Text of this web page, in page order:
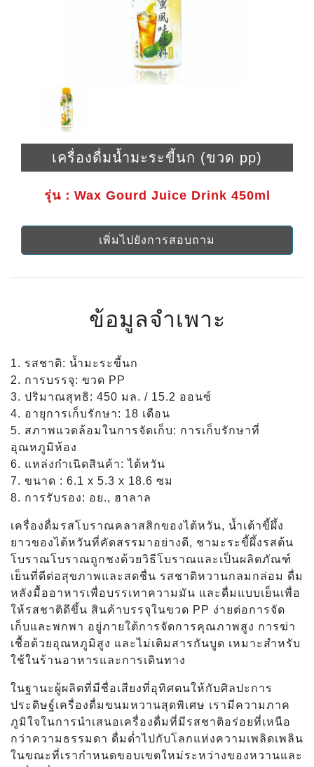
เครื่องดื่มน้ำมะระขี้นก (ขวด pp)
รุ่น：Wax Gourd Juice Drink 450ml
เพิ่มไปยังการสอบถาม
ข้อมูลจำเพาะ
1. รสชาติ: น้ำมะระขี้นก
2. การบรรจุ: ขวด PP
3. ปริมาณสุทธิ: 450 มล. / 15.2 ออนซ์
4. อายุการเก็บรักษา: 18 เดือน
5. สภาพแวดล้อมในการจัดเก็บ: การเก็บรักษาที่
อุณหภูมิห้อง
6. แหล่งกำเนิดสินค้า: ไต้หวัน
7. ขนาด : 6.1 x 5.3 x 18.6 ซม
8. การรับรอง: อย., ฮาลาล
เครื่องดื่มรสโบราณคลาสสิกของไต้หวัน, น้ำเต้าขี้ผึ้ง
ยาวของไต้หวันที่คัดสรรมาอย่างดี, ชามะระขี้ผึ้งรสต้น
โบราณโบราณถูกชงด้วยวิธีโบราณและเป็นผลิตภัณฑ์
เย็นที่ดีต่อสุขภาพและสดชื่น รสชาติหวานกลมกล่อม ดื่ม
หลังมื้ออาหารเพื่อบรรเทาความมัน และดื่มแบบเย็นเพื่อ
ให้รสชาติดีขึ้น สินค้าบรรจุในขวด PP ง่ายต่อการจัด
เก็บและพกพา อยู่ภายใต้การจัดการคุณภาพสูง การฆ่า
เชื้อด้วยอุณหภูมิสูง และไม่เติมสารกันบูด เหมาะสำหรับ
ใช้ในร้านอาหารและการเดินทาง
ในฐานะผู้ผลิตที่มีชื่อเสียงที่อุทิศตนให้กับศิลปะการ
ประดิษฐ์เครื่องดื่มขนมหวานสุดพิเศษ เรามีความภาค
ภูมิใจในการนำเสนอเครื่องดื่มที่มีรสชาติอร่อยที่เหนือ
กว่าความธรรมดา ดื่มด่ำไปกับโลกแห่งความเพลิดเพลิน
ในขณะที่เรากำหนดขอบเขตใหม่ระหว่างของหวานและ